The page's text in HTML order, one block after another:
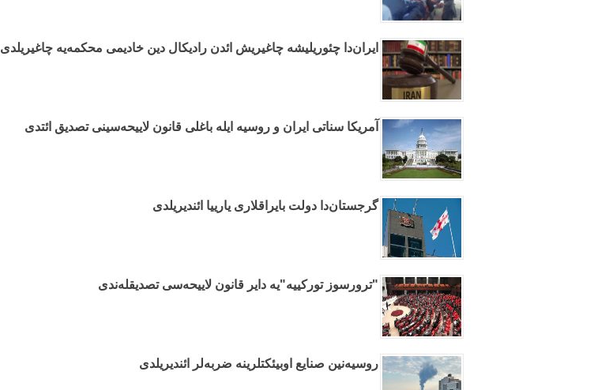
ایران‌دا چئوریلیشه چاغیریش ائد‌ن رادیکال دین خادیمی محکمه‌یه چاغیریلدی
آمریکا سناتی ایران و روسیه ایله باغلی قانون لاییحه‌سینی تصدیق ائتدی
گرجستان‌دا دولت بایراقلاری یارییا ائندیریلدی
"ترورسوز تورکییه"یه دایر قانون لاییحه‌سی تصدیقله‌ندی
روسیه‌نین صنایع اوبیئکتلرینه ضربه‌لر ائندیریلدی